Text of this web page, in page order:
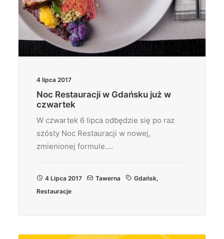
4 lipca 2017
Noc Restauracji w Gdańsku już w
czwartek
W czwartek 6 lipca odbędzie się po raz
szósty Noc Restauracji w nowej,
zmienionej formule.…
4 Lipca 2017 Tawerna Gdańsk,
Restauracje